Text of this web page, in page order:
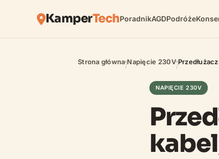
KamperTechPoradnikAGDPodróże
Strona główna/Napięcie 230V/
NAPIĘCIE 230V